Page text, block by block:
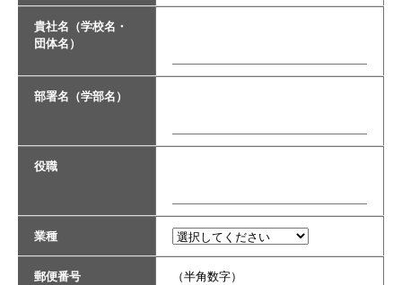
貴社名（学校名・
団体名）
部署名（学部名）
役職
業種
郵便番号 （半角数字）